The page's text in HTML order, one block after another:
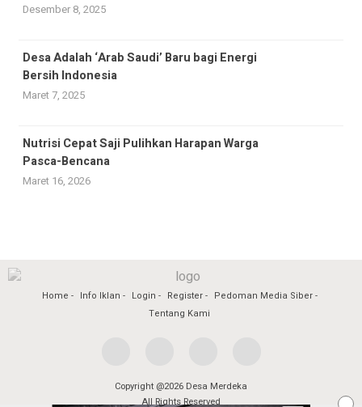
Desember 8, 2025
Desa Adalah ‘Arab Saudi’ Baru bagi Energi
Bersih Indonesia
Maret 7, 2025
Nutrisi Cepat Saji Pulihkan Harapan Warga
Pasca-Bencana
Maret 16, 2026
Home Info Iklan Login Register
Pedoman Media Siber
Tentang Kami
Copyright @2026 Desa Merdeka
All Rights Reserved